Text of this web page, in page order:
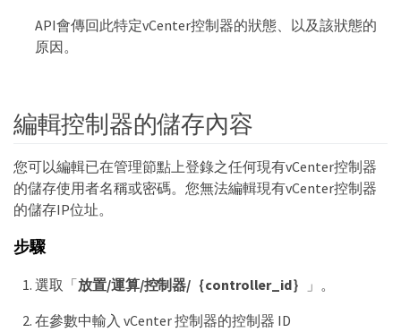
API會傳回此特定vCenter控制器的狀態、以及該狀態的
原因。
編輯控制器的儲存內容
您可以編輯已在管理節點上登錄之任何現有vCenter控制器
的儲存使用者名稱或密碼。您無法編輯現有vCenter控制器
的儲存IP位址。
步驟
選取「放置/運算/控制器/｛controller_id｝
」。
在參數中輸入 vCenter 控制器的控制器 ID